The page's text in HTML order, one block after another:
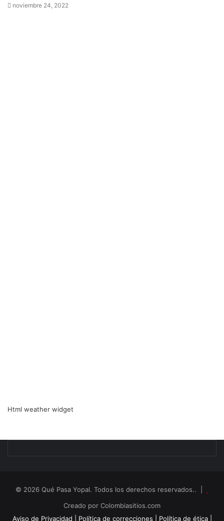
noviembre 24, 2022
Html weather widget
© 2026 Qué Pasa Yopal. Todos los derechos reservados.. |
Creado por Colombiasitios.com
Aviso de Privacidad |
Política de correcciones | Política de ética |